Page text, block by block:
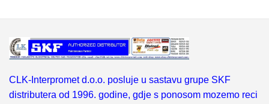
CLK-Interpromet d.o.o. posluje u sastavu grupe SKF
distributera od 1996. godine, gdje s ponosom mozemo reci